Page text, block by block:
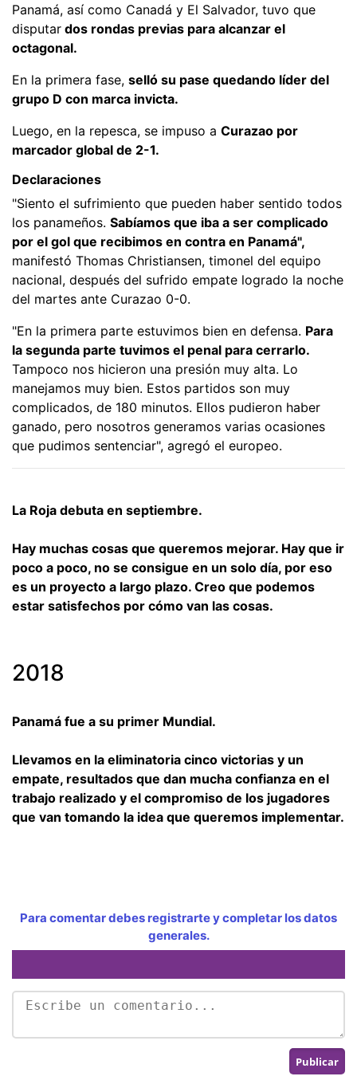
Panamá, así como Canadá y El Salvador, tuvo que
disputar dos rondas previas para alcanzar el
octagonal.
En la primera fase, selló su pase quedando líder del
grupo D con marca invicta.
Luego, en la repesca, se impuso a Curazao por
marcador global de 2-1.
Declaraciones
"Siento el sufrimiento que pueden haber sentido todos
los panameños. Sabíamos que iba a ser complicado
por el gol que recibimos en contra en Panamá",
manifestó Thomas Christiansen, timonel del equipo
nacional, después del sufrido empate logrado la noche
del martes ante Curazao 0-0.
"En la primera parte estuvimos bien en defensa. Para
la segunda parte tuvimos el penal para cerrarlo.
Tampoco nos hicieron una presión muy alta. Lo
manejamos muy bien. Estos partidos son muy
complicados, de 180 minutos. Ellos pudieron haber
ganado, pero nosotros generamos varias ocasiones
que pudimos sentenciar", agregó el europeo.
La Roja debuta en septiembre.
Hay muchas cosas que queremos mejorar. Hay que ir
poco a poco, no se consigue en un solo día, por eso
es un proyecto a largo plazo. Creo que podemos
estar satisfechos por cómo van las cosas.
2018
Panamá fue a su primer Mundial.
Llevamos en la eliminatoria cinco victorias y un
empate, resultados que dan mucha confianza en el
trabajo realizado y el compromiso de los jugadores
que van tomando la idea que queremos implementar.
Para comentar debes registrarte y completar los datos
generales.